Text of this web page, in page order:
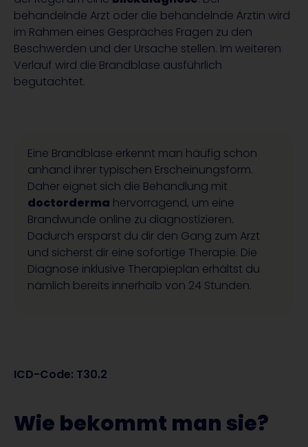
behandelnde Arzt oder die behandelnde Ärztin wird
im Rahmen eines Gespräches Fragen zu den
Beschwerden und der Ursache stellen. Im weiteren
Verlauf wird die Brandblase ausführlich
begutachtet.
Eine Brandblase erkennt man häufig schon
anhand ihrer typischen Erscheinungsform.
Daher eignet sich die Behandlung mit
doctorderma hervorragend, um eine
Brandwunde online zu diagnostizieren.
Dadurch ersparst du dir den Gang zum Arzt
und sicherst dir eine sofortige Therapie. Die
Diagnose inklusive Therapieplan erhältst du
nämlich bereits innerhalb von 24 Stunden.
ICD-Code: T30.2
Wie bekommt man sie?